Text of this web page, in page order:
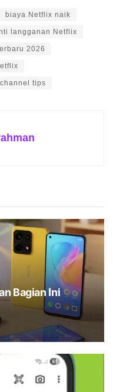
biaya Netflix naik
langganan Netflix
2026
tips
Bagian Ini